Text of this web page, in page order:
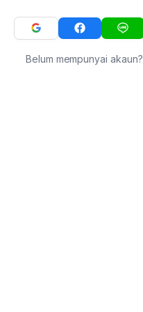
Belum mempunyai akaun?